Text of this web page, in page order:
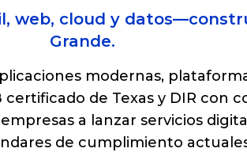
web, cloud y
Grande.
modernas,
de Texas y DIR con
a lanzar servicios
de cumplimiento